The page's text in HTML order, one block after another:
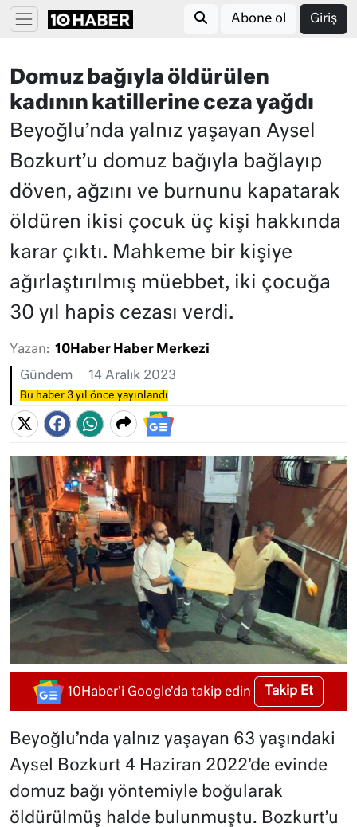
Abone ol Giriş
Domuz bağıyla öldürülen
kadının katillerine ceza yağdı
Beyoğlu’nda yalnız yaşayan Aysel
Bozkurt’u domuz bağıyla bağlayıp
döven, ağzını ve burnunu kapatarak
öldüren ikisi çocuk üç kişi hakkında
karar çıktı. Mahkeme bir kişiye
ağırlaştırılmış müebbet, iki çocuğa
30 yıl hapis cezası verdi.
Yazan: 10Haber Haber Merkezi
Gündem 14 Aralık 2023
Bu haber 3 yıl önce yayınlandı
10Haber'i Google'da takip edin Takip Et
Beyoğlu’nda yalnız yaşayan 63 yaşındaki
Aysel Bozkurt 4 Haziran 2022’de evinde
domuz bağı yöntemiyle boğularak
öldürülmüş halde bulunmuştu. Bozkurt’u